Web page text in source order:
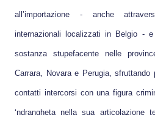
all’importazione - anche
internazionali localizzati in Belgio -
sostanza stupefacente nelle
Carrara, Novara e Perugia,
contatti intercorsi con una figura
‘ndrangheta nella sua articolazione